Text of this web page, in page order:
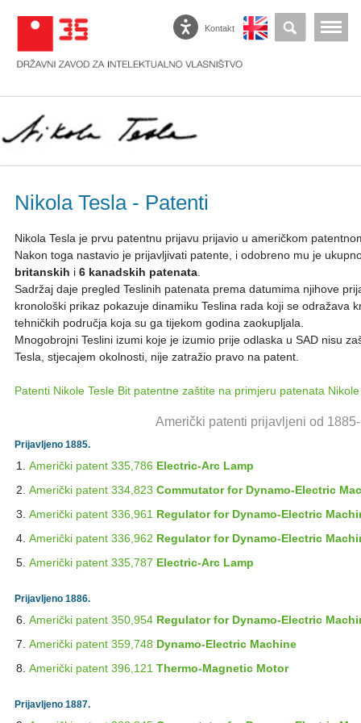
Kontakt
Nikola Tesla - Patenti
Nikola Tesla je prvu patentnu prijavu prijavio u američkom
Nakon toga nastavio je prijavljivati patente, i odobreno mu je
britanskih i 6 kanadskih patenata.
Sadržaj daje pregled Teslinih patenata prema datumima njihove
kronološki prikaz pokazuje dinamiku Teslina rada koji se odražava
tehničkih područja koja su ga tijekom godina zaokupljala.
Mnogobrojni Teslini izumi koje je izumio prije odlaska u SAD nisu
Tesla, stjecajem okolnosti, nije zatražio pravo na patent.
Patenti Nikole Tesle Bit patentne zaštite na primjeru patenata Nikole
Američki patenti prijavljeni od
Prijavljeno 1885.
Američki patent 335,786 Electric-Arc Lamp
Američki patent 334,823 Commutator for Dynamo-Electric
Američki patent 336,961 Regulator for Dynamo-Electric
Američki patent 336,962 Regulator for Dynamo-Electric
Američki patent 335,787 Electric-Arc Lamp
Prijavljeno 1886.
Američki patent 350,954 Regulator for Dynamo-Electric
Američki patent 359,748 Dynamo-Electric Machine
Američki patent 396,121 Thermo-Magnetic Motor
Prijavljeno 1887.